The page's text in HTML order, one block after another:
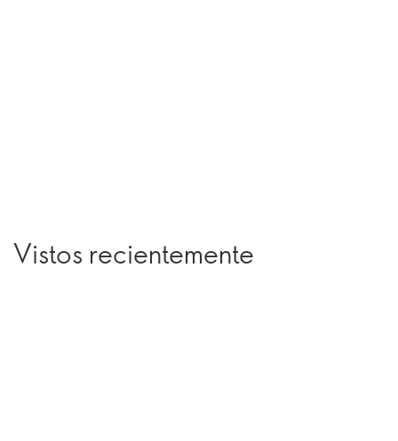
Vistos recientemente